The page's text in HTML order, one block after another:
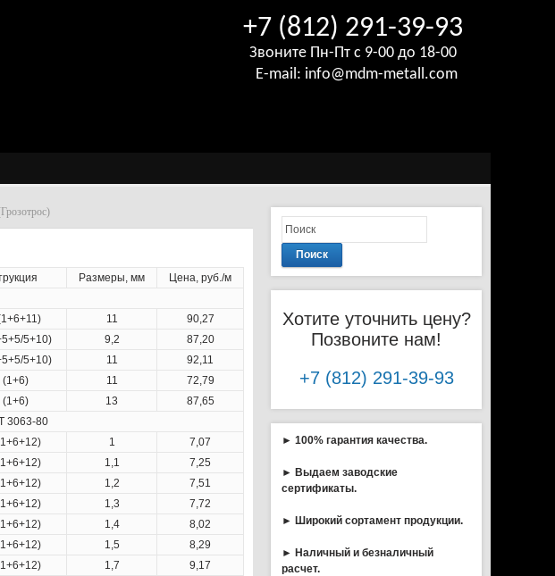
+7 (812) 291-39-93
Звоните Пн-Пт с 9-00 до 18-00
E-mail: info@mdm-metall.com
Размеры, мм Цена, руб./м
11
90,27
5+10) 9,2
87,20
5+10) 11
92,11
(1+6) 11
72,79
(1+6) 13
87,65
3063-80
1
7,07
1,1
7,25
1,2
7,51
1,3
7,72
1,4
8,02
1,5
8,29
1,7
9,17
Поиск
Хотите уточнить цену?
Позвоните нам!
+7 (812) 291-39-93
► 100% гарантия качества.
► Выдаем заводские
сертификаты.
► Широкий сортамент продукции.
► Наличный и безналичный
расчет.